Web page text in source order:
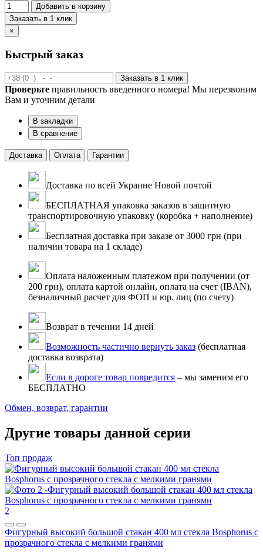
Добавить в корзину
Заказать в 1 клик
×
Быстрый заказ
Заказать в 1 клик
Проверьте правильность введенного номера! Мы перезвоним
Вам и уточним детали
В закладки
В сравнение
Доставка Оплата Гарантии
Доставка по всей Украине Новой почтой
БЕСПЛАТНАЯ упаковка заказов в защитную
транспортировочную упаковку (коробка + наполнение)
Бесплатная доставка при заказе от 3000 грн (при
наличии товара на 1 складе)
Оплата наложенным платежом при получении (от
200 грн), оплата картой онлайн, оплата на счет (IBAN),
безналичный расчет для ФОП и юр. лиц (по счету)
Возврат в течении 14 дней
Возможность частично вернуть заказ (бесплатная
доставка возврата)
Если в дороге товар повредится – мы заменим его
БЕСПЛАТНО
Обмен, возврат, гарантии
Другие товары данной серии
Топ продаж
2
Фигурный высокий большой стакан 400 мл стекла Bosphorus с
прозрачного стекла с мелкими гранями